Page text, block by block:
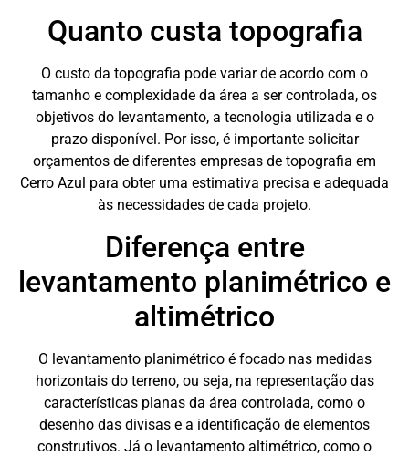
Quanto custa topografia
O custo da topografia pode variar de acordo com o
tamanho e complexidade da área a ser controlada, os
objetivos do levantamento, a tecnologia utilizada e o
prazo disponível. Por isso, é importante solicitar
orçamentos de diferentes empresas de topografia em
Cerro Azul para obter uma estimativa precisa e adequada
às necessidades de cada projeto.
Diferença entre
levantamento planimétrico e
altimétrico
O levantamento planimétrico é focado nas medidas
horizontais do terreno, ou seja, na representação das
características planas da área controlada, como o
desenho das divisas e a identificação de elementos
construtivos. Já o levantamento altimétrico, como o